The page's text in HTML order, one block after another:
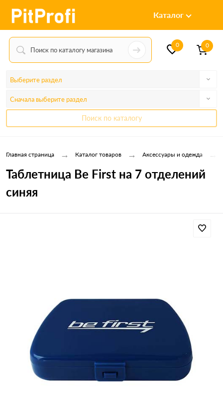
Каталог
0 0
Выберите раздел
Сначала выберите раздел
Поиск по каталогу
Главная страница → Каталог товаров → Аксессуары и одежда →
Таблетница Be First на 7 отделений
синяя